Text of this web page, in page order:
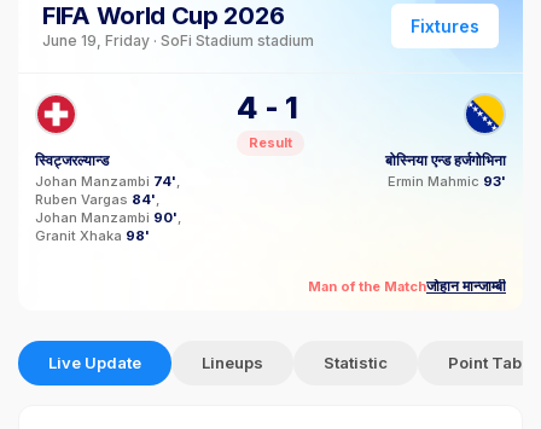
FIFA World Cup 2026
June 19, Friday · SoFi Stadium stadium
Fixtures
स्विट्जरल्यान्ड
Johan Manzambi 74'
Ruben Vargas 84'
Johan Manzambi 90'
Granit Xhaka 98'
4 - 1
Result
बोस्निया एन्ड हर्जगोभिना
Ermin Mahmic 93'
Man of the Matchजोहान मान्जाम्बी
Live Update Lineups Statistic Point Table